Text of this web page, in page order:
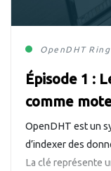
OpenDHT Ring
Épisode 1 :
comme
OpenDHT est un
d’indexer des
La clé représente